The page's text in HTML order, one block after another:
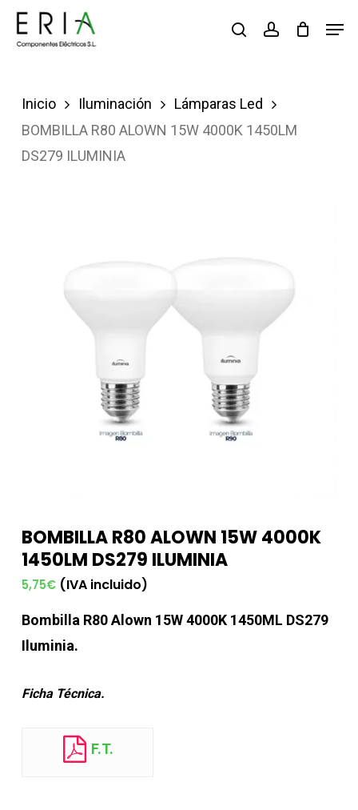
Saltar
buscaraccount
Inicio Iluminación
Lámparas Led
BOMBILLA R80 ALOWN 15W 4000K 1450LM
DS279 ILUMINIA
BOMBILLA R80 ALOWN 15W 4000K
1450LM DS279 ILUMINIA
5,75€ (IVA incluido)
Bombilla R80 Alown 15W 4000K 1450ML DS279
Iluminia.
Ficha Técnica.
F.T.